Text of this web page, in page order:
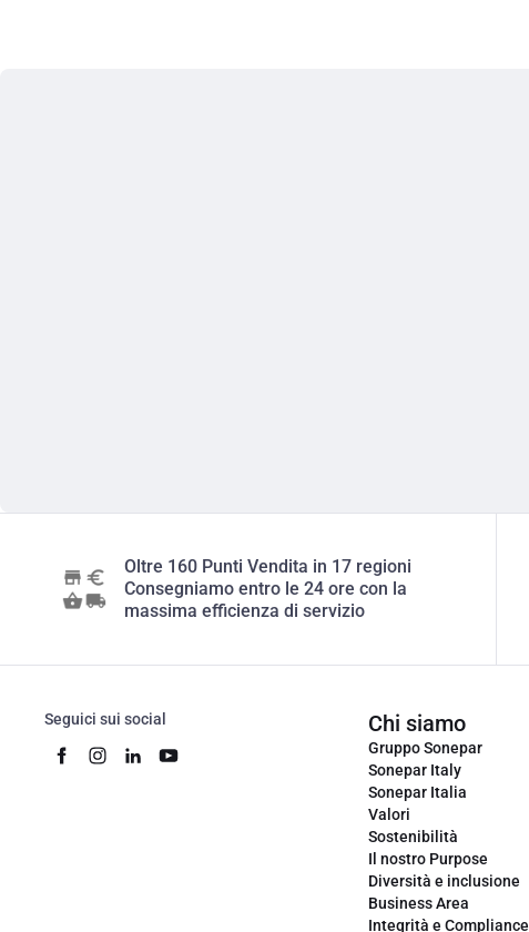
Oltre 160 Punti Vendita in 17 regioni
Consegniamo entro le 24 ore con la
massima efficienza di servizio
Seguici sui social Chi siamo
Gruppo Sonepar
Sonepar Italy
Sonepar Italia
Valori
Sostenibilità
Il nostro Purpose
Diversità e inclusione
Business Area
Integrità e Compliance